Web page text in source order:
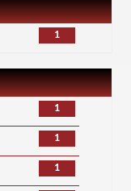
1
1
1
1